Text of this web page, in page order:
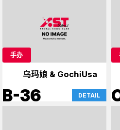
手办
乌玛娘 & GochiUsa
B-36 DETAIL